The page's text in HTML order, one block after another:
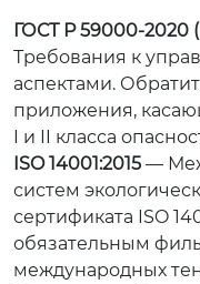
ГОСТ Р 59000-2020
Требования к
аспектами.
приложения,
I и II класса
ISO 14001:2015 —
систем
сертификата ISO
обязательным
международных